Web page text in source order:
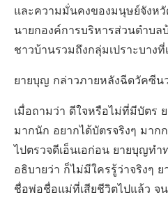
และความมั่นคงของมนุษย์จังห
นายกองค์การบริหารส่วนตำบล
ชาวบ้านรวมถึงกลุ่มเปราะบาง
ยายบุญ กล่าวภายหลังฉีดวัคซีนว่
เมื่อถามว่า ดีใจหรือไม่ที่มีบัตร
มากนัก อยากได้บัตรจริงๆ มาก
ไปตรวจดีเอ็นเอก่อน ยายบุญทำ
อธิบายว่า ก็ไม่มีใครรู้ว่าจริงๆ
ชื่อพ่อชื่อแม่ที่เสียชีวิตไปแล้ว จ